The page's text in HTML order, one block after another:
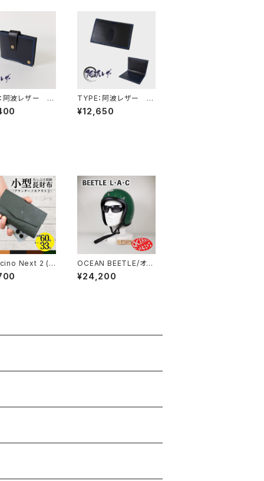
阿波レザー C
TYPE：阿波レザー C
C-Ⅳ
¥12,650
Next 2 (ク
ノ ネクスト２)
OCEAN BEETLE/オー
シャンビートル/L.A.C/
エルエーシー/グリーン/
¥24,200